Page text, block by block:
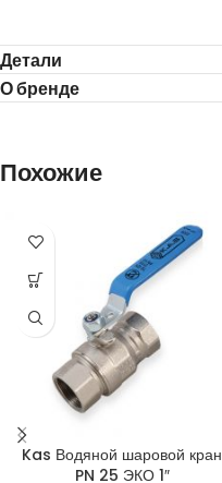
Детали
О бренде
Похожие
Kas Водяной шаровой кран
PN 25 ЭКО 1″